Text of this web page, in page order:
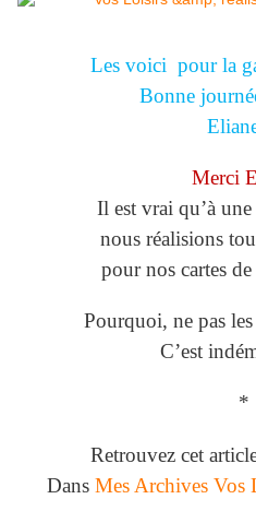
Les voici pour la
Bonne
Merci
Il est vrai qu’à
nous réalisions
pour nos cartes
Pourquoi, ne pas
C’est
*
Retrouvez cet
Dans Mes Archives Vos